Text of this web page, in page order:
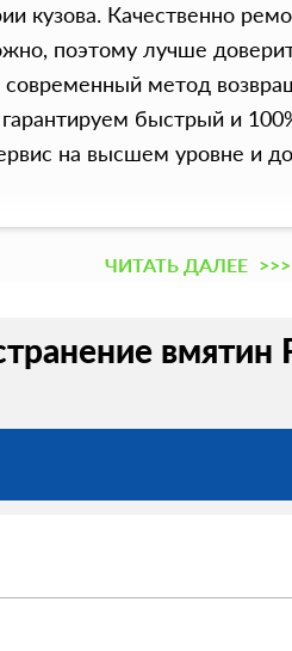
кузова. Качественно
поэтому лучше
метод
быстрый и
на высшем уровне и
ЧИТАТЬ ДАЛЕЕ >>>
вмятин